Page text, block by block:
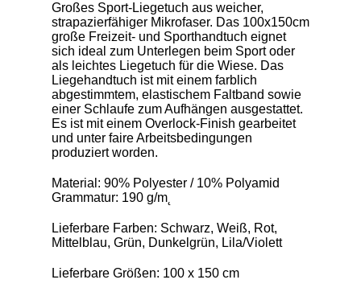
Großes Sport-Liegetuch aus weicher,
strapazierfähiger Mikrofaser. Das 100x150cm
große Freizeit- und Sporthandtuch eignet
sich ideal zum Unterlegen beim Sport oder
als leichtes Liegetuch für die Wiese. Das
Liegehandtuch ist mit einem farblich
abgestimmtem, elastischem Faltband sowie
einer Schlaufe zum Aufhängen ausgestattet.
Es ist mit einem Overlock-Finish gearbeitet
und unter faire Arbeitsbedingungen
produziert worden.
Material: 90% Polyester / 10% Polyamid
Grammatur: 190 g/m˛
Lieferbare Farben: Schwarz, Weiß, Rot,
Mittelblau, Grün, Dunkelgrün, Lila/Violett
Lieferbare Größen: 100 x 150 cm